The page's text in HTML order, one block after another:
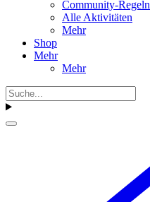
Community-Regeln
Alle Aktivitäten
Mehr
Shop
Mehr
Mehr